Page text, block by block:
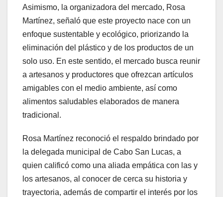
Asimismo, la organizadora del mercado, Rosa
Martínez, señaló que este proyecto nace con un
enfoque sustentable y ecológico, priorizando la
eliminación del plástico y de los productos de un
solo uso. En este sentido, el mercado busca reunir
a artesanos y productores que ofrezcan artículos
amigables con el medio ambiente, así como
alimentos saludables elaborados de manera
tradicional.
Rosa Martínez reconoció el respaldo brindado por
la delegada municipal de Cabo San Lucas, a
quien calificó como una aliada empática con las y
los artesanos, al conocer de cerca su historia y
trayectoria, además de compartir el interés por los